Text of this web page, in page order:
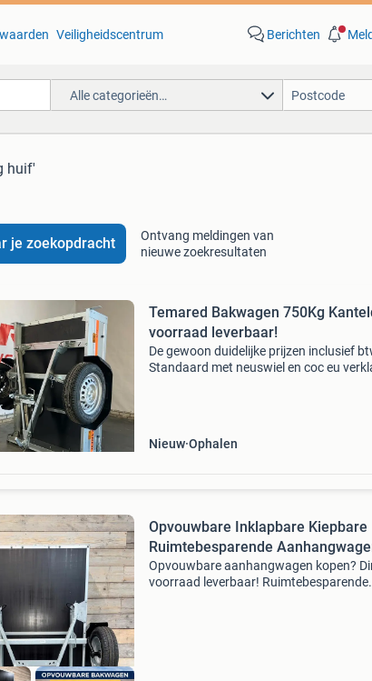
Veiligheidscentrum Berichten
Alle categorieën…
huif'
je zoekopdracht
Ontvang meldingen van
nieuwe zoekresultaten
Temared Bakwagen 750Kg
voorraad leverbaar!
De gewoon duidelijke prijzen inclusief
Standaard met neuswiel en coc eu
Nieuw Ophalen
Opvouwbare Inklapbare Kiepbare
Ruimtebesparende
Opvouwbare aanhangwagen kopen?
voorraad leverbaar! Ruimtebesparende